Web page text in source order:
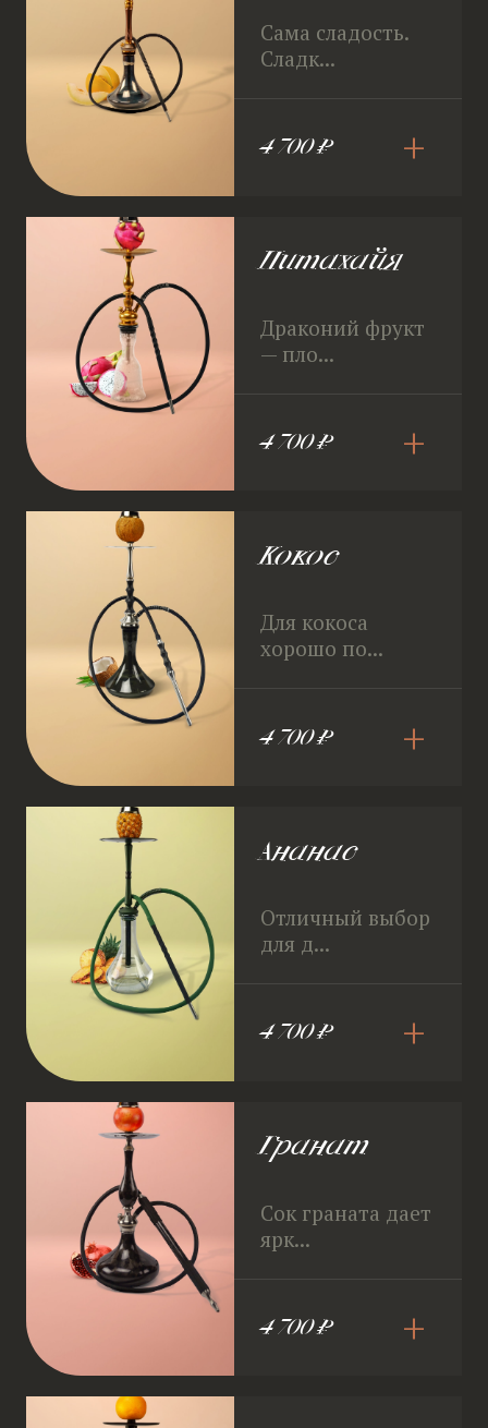
Сама сладость.
Сладк...
4 700 ₽ +
Питахайя
Драконий фрукт
— пло...
4 700 ₽ +
Кокос
Для кокоса
хорошо по...
4 700 ₽ +
Ананас
Отличный выбор
для д...
4 700 ₽ +
Гранат
Сок граната дает
ярк...
4 700 ₽ +